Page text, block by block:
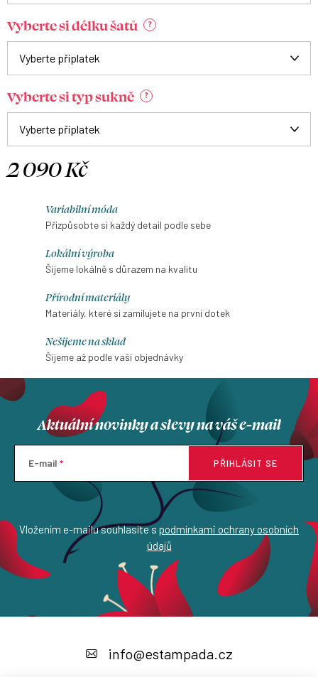
Vyberte si délku šatů ?
Vyberte si typ sukně ?
2 090 Kč
Variabilní móda
Přizpůsobte si každý detail podle sebe
Lokální výroba
Šijeme lokálně s důrazem na kvalitu
Přírodní materiály
Materiály, které si zamilujete na první dotek
Nešijeme na sklad
Šijeme až podle vaší objednávky
Aktuální novinky a slevy na váš e-mail
E-mail
Vložením e-mailu souhlasíte s podmínkami ochrany osobních
údajů
PŘIHLÁSIT SE
info@estampada.cz